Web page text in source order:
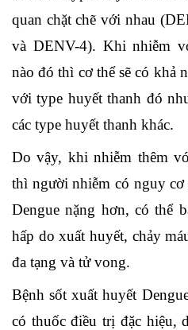
quan chặt chẽ với nhau
và DENV-4). Khi nhiễm
nào đó thì cơ thể sẽ có khả
với type huyết thanh đó
các type huyết thanh khác.
Do vậy, khi nhiễm thêm
thì người nhiễm có nguy cơ
Dengue nặng hơn, có thể
hấp do xuất huyết, chảy
đa tạng và tử vong.
Bệnh sốt xuất huyết
có thuốc điều trị đặc hiệu,